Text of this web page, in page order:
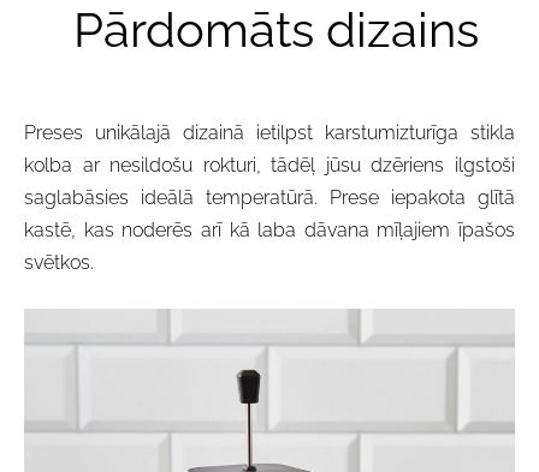
Pārdomāts dizains
Preses unikālajā dizainā ietilpst karstumizturīga stikla
kolba ar nesildošu rokturi, tādēļ jūsu dzēriens ilgstoši
saglabāsies ideālā temperatūrā. Prese iepakota glītā
kastē, kas noderēs arī kā laba dāvana mīļajiem īpašos
svētkos.